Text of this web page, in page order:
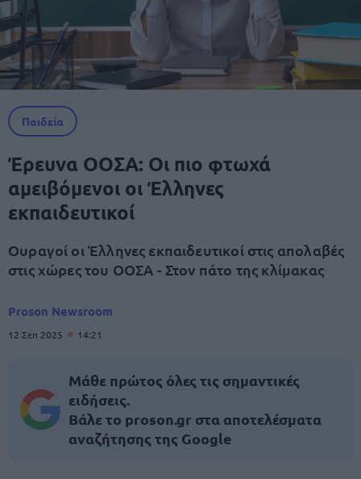
Παιδεία
Έρευνα ΟΟΣΑ: Οι πιο φτωχά
αμειβόμενοι οι Έλληνες
εκπαιδευτικοί
Ουραγοί οι Έλληνες εκπαιδευτικοί στις απολαβές
στις χώρες του ΟΟΣΑ - Στον πάτο της κλίμακας
Proson Newsroom
12 Σεπ 2025 14:21
Μάθε πρώτος όλες τις σημαντικές
ειδήσεις.
Βάλε το proson.gr στα αποτελέσματα
αναζήτησης της Google